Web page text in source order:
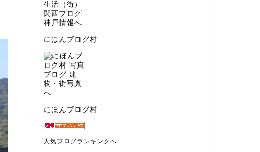
にほんブログ村
にほんブログ村
人気ブログランキングへ